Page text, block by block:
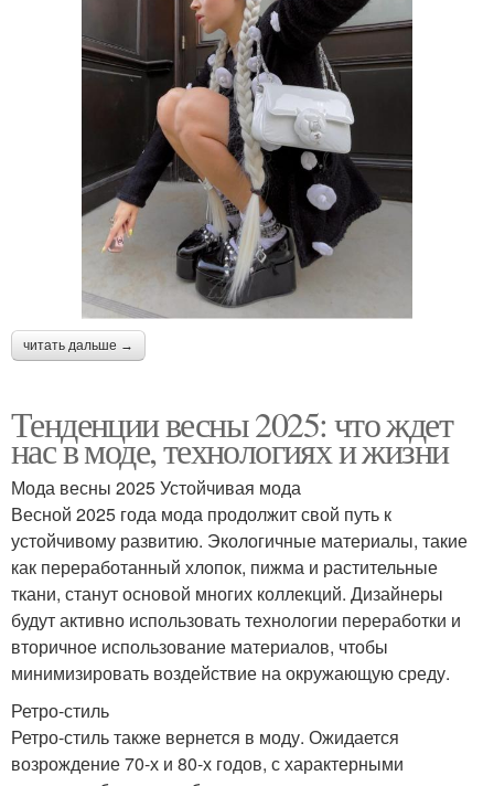
читать дальше →
Тенденции весны 2025: что ждет
нас в моде, технологиях и жизни
Мода весны 2025 Устойчивая мода
Весной 2025 года мода продолжит свой путь к
устойчивому развитию. Экологичные материалы, такие
как переработанный хлопок, пижма и растительные
ткани, станут основой многих коллекций. Дизайнеры
будут активно использовать технологии переработки и
вторичное использование материалов, чтобы
минимизировать воздействие на окружающую среду.
Ретро-стиль
Ретро-стиль также вернется в моду. Ожидается
возрождение 70-х и 80-х годов, с характерными